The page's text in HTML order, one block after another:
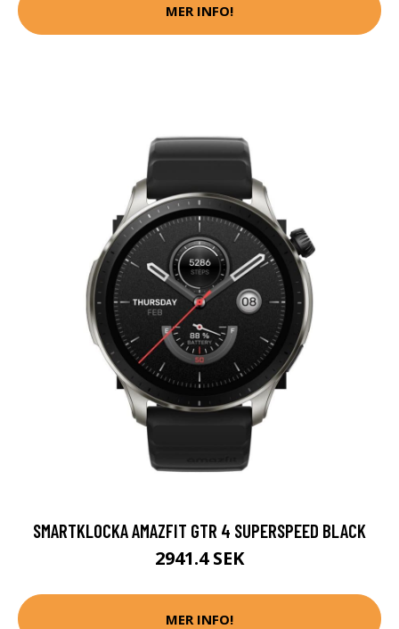
MER INFO!
SMARTKLOCKA AMAZFIT GTR 4 SUPERSPEED BLACK
2941.4 SEK
MER INFO!